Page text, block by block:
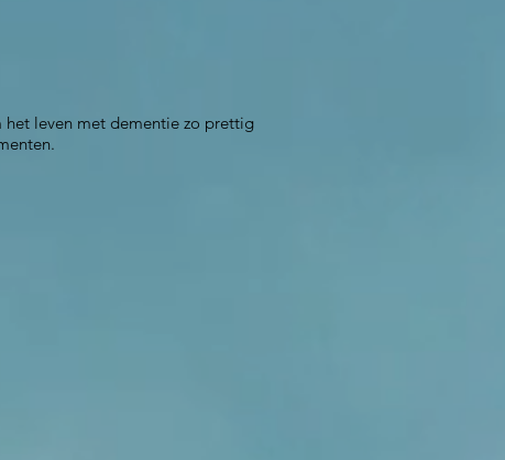
het leven met dementie zo prettig